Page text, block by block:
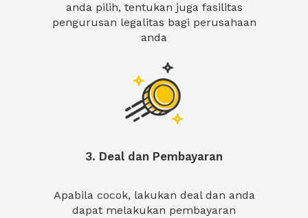
anda pilih, tentukan juga fasilitas
pengurusan legalitas bagi perusahaan
anda
3. Deal dan Pembayaran
Apabila cocok, lakukan deal dan anda
dapat melakukan pembayaran